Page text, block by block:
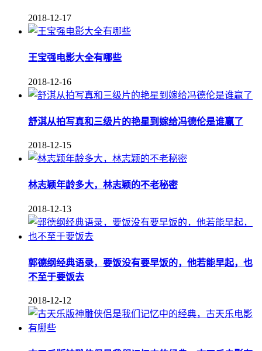
2018-12-17
王宝强电影大全有哪些
2018-12-16
舒淇从拍写真和三级片的艳星到嫁给冯德伦是谁赢了
2018-12-15
林志颖年龄多大，林志颖的不老秘密
2018-12-13
郭德纲经典语录，要饭没有要早饭的，他若能早起，也
不至于要饭去
2018-12-12